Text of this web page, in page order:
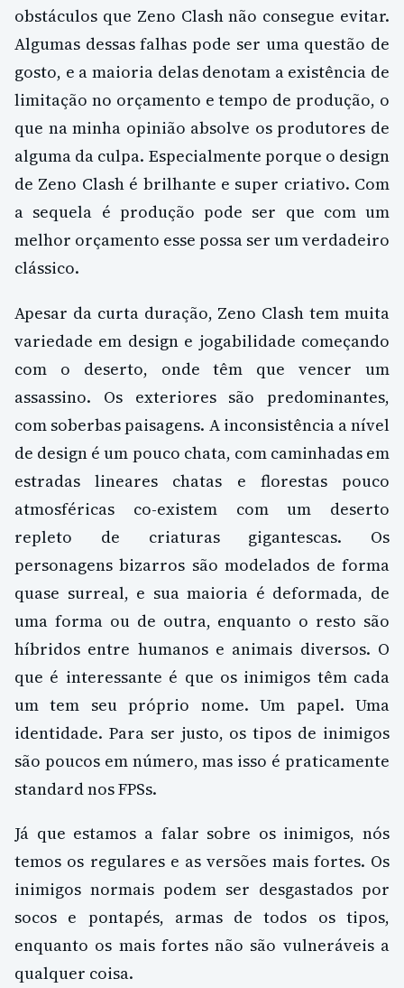
obstáculos que Zeno Clash não consegue evitar.
Algumas dessas falhas pode ser uma questão de
gosto, e a maioria delas denotam a existência de
limitação no orçamento e tempo de produção, o
que na minha opinião absolve os produtores de
alguma da culpa. Especialmente porque o design
de Zeno Clash é brilhante e super criativo. Com
a sequela é produção pode ser que com um
melhor orçamento esse possa ser um verdadeiro
clássico.
Apesar da curta duração, Zeno Clash tem muita
variedade em design e jogabilidade começando
com o deserto, onde têm que vencer um
assassino. Os exteriores são predominantes,
com soberbas paisagens. A inconsistência a nível
de design é um pouco chata, com caminhadas em
estradas lineares chatas e florestas pouco
atmosféricas co-existem com um deserto
repleto de criaturas gigantescas. Os
personagens bizarros são modelados de forma
quase surreal, e sua maioria é deformada, de
uma forma ou de outra, enquanto o resto são
híbridos entre humanos e animais diversos. O
que é interessante é que os inimigos têm cada
um tem seu próprio nome. Um papel. Uma
identidade. Para ser justo, os tipos de inimigos
são poucos em número, mas isso é praticamente
standard nos FPSs.
Já que estamos a falar sobre os inimigos, nós
temos os regulares e as versões mais fortes. Os
inimigos normais podem ser desgastados por
socos e pontapés, armas de todos os tipos,
enquanto os mais fortes não são vulneráveis ​​a
qualquer coisa.